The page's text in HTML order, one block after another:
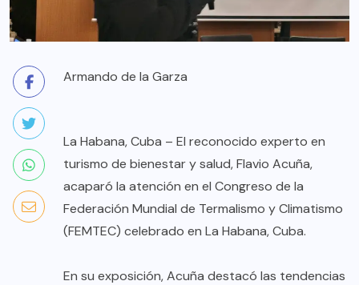
Armando de la Garza
La Habana, Cuba – El reconocido experto en
turismo de bienestar y salud, Flavio Acuña,
acaparó la atención en el Congreso de la
Federación Mundial de Termalismo y Climatismo
(FEMTEC) celebrado en La Habana, Cuba.
En su exposición, Acuña destacó las tendencias